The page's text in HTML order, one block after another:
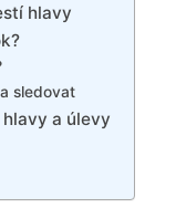
hlavy
sledovat
a úlevy